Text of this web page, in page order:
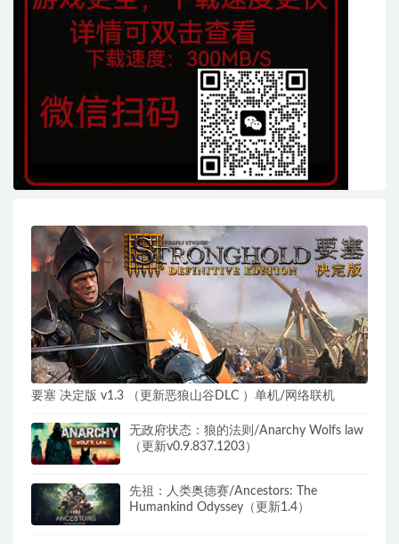
要塞 决定版 v1.3 （更新恶狼山谷DLC ）单机/网络联机
无政府状态：狼的法则/Anarchy Wolfs law
（更新v0.9.837.1203）
先祖：人类奥德赛/Ancestors: The
Humankind Odyssey（更新1.4）